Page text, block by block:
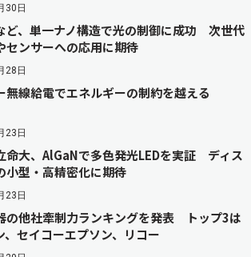
30日
ど、単一ナノ構造で光の制御に成功 次世代
センサーへの応用に期待
28日
無線給電でエネルギーの制約を越える
23日
命大、AlGaNで多色発光LEDを実証 ディス
小型・高精密化に期待
23日
の他社牽制力ランキングを発表 トップ3は
、セイコーエプソン、リコー